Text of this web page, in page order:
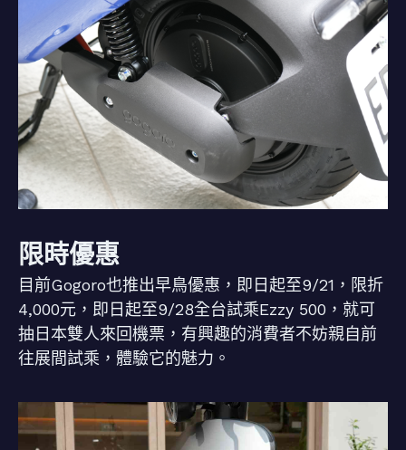
限時優惠
目前Gogoro也推出早鳥優惠，即日起至9/21，限折
4,000元，即日起至9/28全台試乘Ezzy 500，就可
抽日本雙人來回機票，有興趣的消費者不妨親自前
往展間試乘，體驗它的魅力。